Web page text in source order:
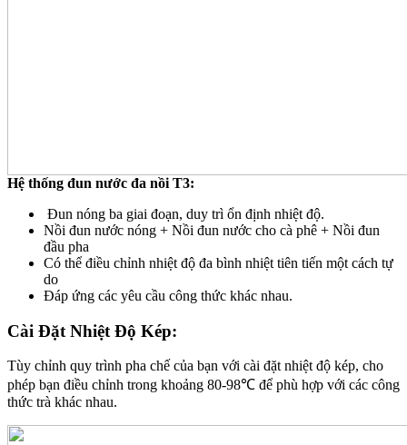
Hệ thống đun nước đa nồi T3:
Đun nóng ba giai đoạn, duy trì ổn định nhiệt độ.
Nồi đun nước nóng + Nồi đun nước cho cà phê + Nồi đun
đầu pha
Có thể điều chỉnh nhiệt độ đa bình nhiệt tiên tiến một cách tự
do
Đáp ứng các yêu cầu công thức khác nhau.
Cài Đặt Nhiệt Độ Kép:
Tùy chỉnh quy trình pha chế của bạn với cài đặt nhiệt độ kép, cho
phép bạn điều chỉnh trong khoảng 80-98℃ để phù hợp với các công
thức trà khác nhau.